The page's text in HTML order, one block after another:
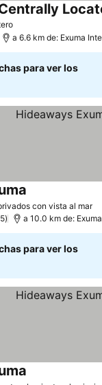
a 6.6 km de: Exuma
para ver los
con vista al mar
a 10.0 km de:
para ver los